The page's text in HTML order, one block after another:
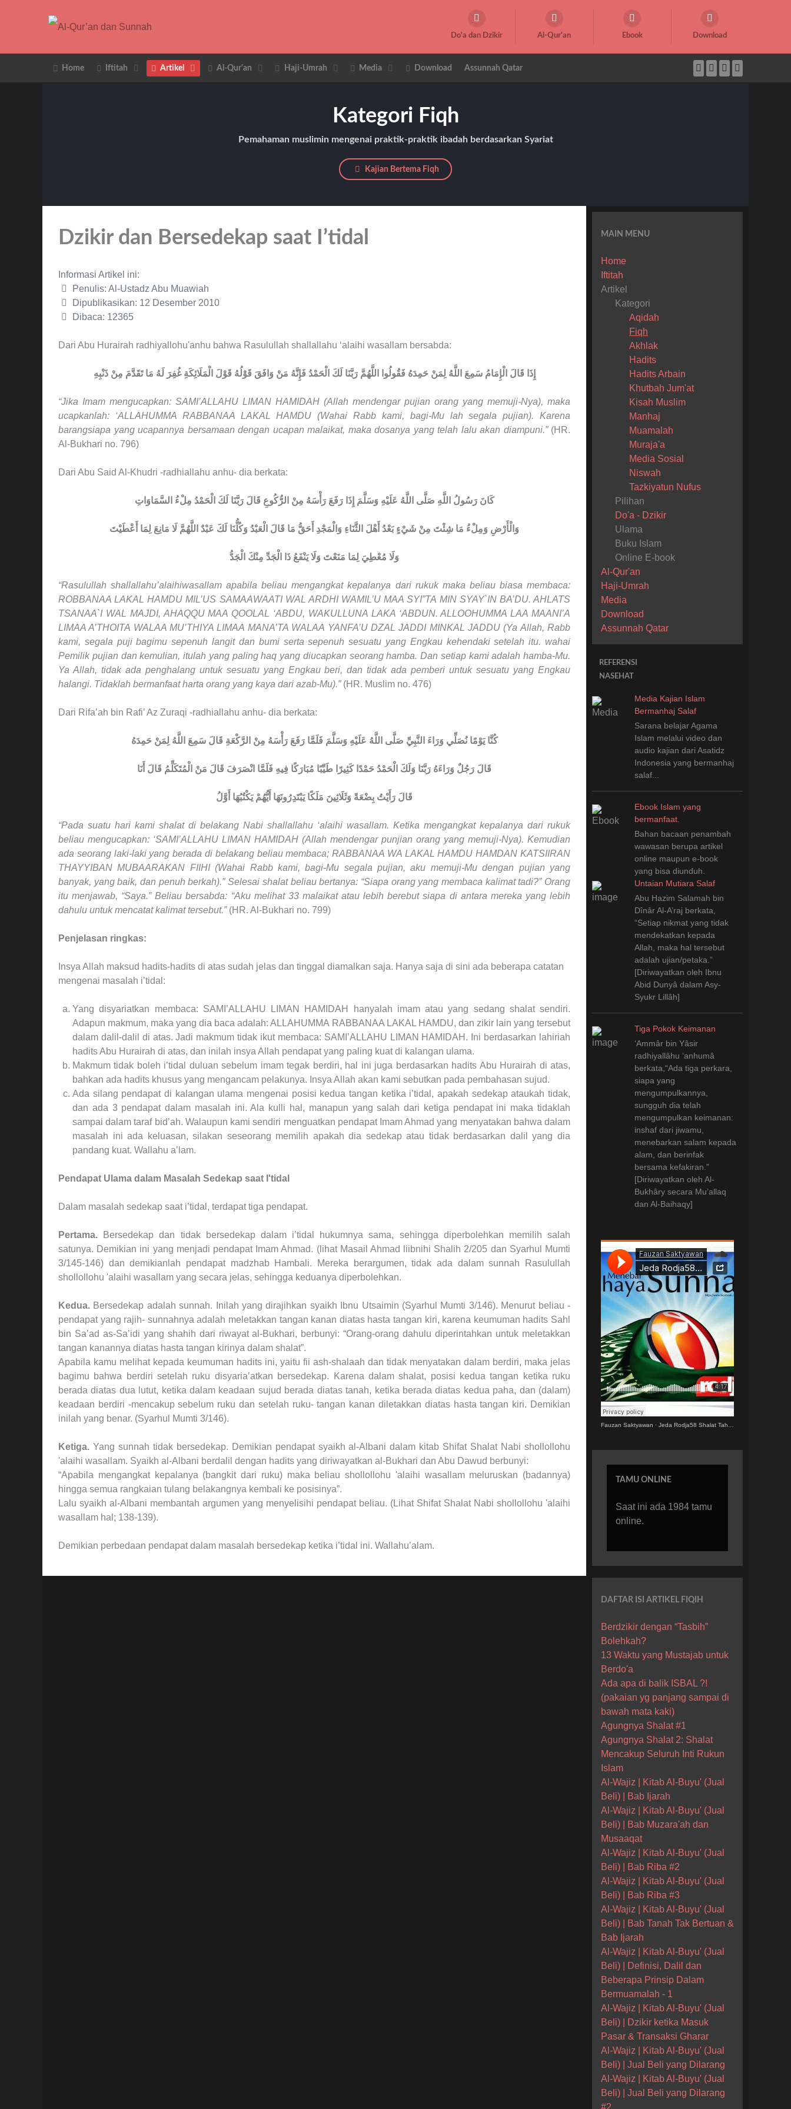
Do'a dan Dzikir Al-Qur'an Ebook Download
Home Iftitah Artikel Al-Qur'an Haji-Umrah Media Download Assunnah Qatar
Kategori Fiqh
Pemahaman muslimin mengenai praktik-praktik ibadah berdasarkan Syariat
Kajian Bertema Fiqh
Dzikir dan Bersedekap saat I’tidal
Informasi Artikel ini:
Penulis: Al-Ustadz Abu Muawiah
Dipublikasikan: 12 Desember 2010
Dibaca: 12365
Dari Abu Hurairah radhiyallohu'anhu bahwa Rasulullah shallallahu ‘alaihi wasallam bersabda:
إِذَا قَالَ الْإِمَامُ سَمِعَ اللَّهُ لِمَنْ حَمِدَهُ فَقُولُوا اللَّهُمَّ رَبَّنَا لَكَ الْحَمْدُ فَإِنَّهُ مَنْ وَافَقَ قَوْلُهُ قَوْلَ الْمَلَائِكَةِ غُفِرَ لَهُ مَا تَقَدَّمَ مِنْ ذَنْبِهِ
“Jika Imam mengucapkan: SAMI’ALLAHU LIMAN HAMIDAH (Allah mendengar pujian orang yang memuji-Nya), maka
ucapkanlah: ‘ALLAHUMMA RABBANAA LAKAL HAMDU (Wahai Rabb kami, bagi-Mu lah segala pujian). Karena
barangsiapa yang ucapannya bersamaan dengan ucapan malaikat, maka dosanya yang telah lalu akan diampuni.”(HR.
Al-Bukhari no. 796)
Dari Abu Said Al-Khudri -radhiallahu anhu- dia berkata:
كَانَ رَسُولُ اللَّهِ صَلَّى اللَّهُ عَلَيْهِ وَسَلَّمَ إِذَا رَفَعَ رَأْسَهُ مِنْ الرُّكُوعِ قَالَ رَبَّنَا لَكَ الْحَمْدُ مِلْءُ السَّمَاوَاتِ
وَالْأَرْضِ وَمِلْءُ مَا شِئْتَ مِنْ شَيْءٍ بَعْدُ أَهْلَ الثَّنَاءِ وَالْمَجْدِ أَحَقُّ مَا قَالَ الْعَبْدُ وَكُلُّنَا لَكَ عَبْدٌ اللَّهُمَّ لَا مَانِعَ لِمَا أَعْطَيْتَ
وَلَا مُعْطِيَ لِمَا مَنَعْتَ وَلَا يَنْفَعُ ذَا الْجَدِّ مِنْكَ الْجَدُّ
“Rasulullah shallallahu’alaihiwasallam apabila beliau mengangkat kepalanya dari rukuk maka beliau biasa membaca:
ROBBANAA LAKAL HAMDU MIL’US SAMAAWAATI WAL ARDHI WAMIL’U MAA SYI”TA MIN SYAY`IN BA’DU. AHLATS
TSANAA`I WAL MAJDI, AHAQQU MAA QOOLAL ‘ABDU, WAKULLUNA LAKA ‘ABDUN. ALLOOHUMMA LAA MAANI’A
LIMAA A’THOITA WALAA MU’THIYA LIMAA MANA’TA WALAA YANFA’U DZAL JADDI MINKAL JADDU (Ya Allah, Rabb
kami, segala puji bagimu sepenuh langit dan bumi serta sepenuh sesuatu yang Engkau kehendaki setelah itu. wahai
Pemilik pujian dan kemulian, itulah yang paling haq yang diucapkan seorang hamba. Dan setiap kami adalah hamba-Mu.
Ya Allah, tidak ada penghalang untuk sesuatu yang Engkau beri, dan tidak ada pemberi untuk sesuatu yang Engkau
halangi. Tidaklah bermanfaat harta orang yang kaya dari azab-Mu).” (HR. Muslim no. 476)
Dari Rifa’ah bin Rafi’ Az Zuraqi -radhiallahu anhu- dia berkata:
كُنَّا يَوْمًا نُصَلِّي وَرَاءَ النَّبِيِّ صَلَّى اللَّهُ عَلَيْهِ وَسَلَّمَ فَلَمَّا رَفَعَ رَأْسَهُ مِنْ الرَّكْعَةِ قَالَ سَمِعَ اللَّهُ لِمَنْ حَمِدَهُ
قَالَ رَجُلٌ وَرَاءَهُ رَبَّنَا وَلَكَ الْحَمْدُ حَمْدًا كَثِيرًا طَيِّبًا مُبَارَكًا فِيهِ فَلَمَّا انْصَرَفَ قَالَ مَنْ الْمُتَكَلِّمُ قَالَ أَنَا
قَالَ رَأَيْتُ بِضْعَةً وَثَلَاثِينَ مَلَكًا يَبْتَدِرُونَهَا أَيُّهُمْ يَكْتُبُهَا أَوَّلُ
“Pada suatu hari kami shalat di belakang Nabi shallallahu ‘alaihi wasallam. Ketika mengangkat kepalanya dari rukuk
beliau mengucapkan: ‘SAMI’ALLAHU LIMAN HAMIDAH (Allah mendengar punjian orang yang memuji-Nya). Kemudian
ada seorang laki-laki yang berada di belakang beliau membaca; RABBANAA WA LAKAL HAMDU HAMDAN KATSIIRAN
THAYYIBAN MUBAARAKAN FIIHI (Wahai Rabb kami, bagi-Mu segala pujian, aku memuji-Mu dengan pujian yang
banyak, yang baik, dan penuh berkah).” Selesai shalat beliau bertanya: “Siapa orang yang membaca kalimat tadi?” Orang
itu menjawab, “Saya.” Beliau bersabda: “Aku melihat 33 malaikat atau lebih berebut siapa di antara mereka yang lebih
dahulu untuk mencatat kalimat tersebut.” (HR. Al-Bukhari no. 799)
Penjelasan ringkas:
Insya Allah maksud hadits-hadits di atas sudah jelas dan tinggal diamalkan saja. Hanya saja di sini ada beberapa catatan
mengenai masalah i’tidal:
Yang disyariatkan membaca: SAMI’ALLAHU LIMAN HAMIDAH hanyalah imam atau yang sedang shalat sendiri.
Adapun makmum, maka yang dia baca adalah: ALLAHUMMA RABBANAA LAKAL HAMDU, dan zikir lain yang tersebut
dalam dalil-dalil di atas. Jadi makmum tidak ikut membaca: SAMI’ALLAHU LIMAN HAMIDAH. Ini berdasarkan lahiriah
hadits Abu Hurairah di atas, dan inilah insya Allah pendapat yang paling kuat di kalangan ulama.
Makmum tidak boleh i’tidal duluan sebelum imam tegak berdiri, hal ini juga berdasarkan hadits Abu Hurairah di atas,
bahkan ada hadits khusus yang mengancam pelakunya. Insya Allah akan kami sebutkan pada pembahasan sujud.
Ada silang pendapat di kalangan ulama mengenai posisi kedua tangan ketika i’tidal, apakah sedekap ataukah tidak,
dan ada 3 pendapat dalam masalah ini. Ala kulli hal, manapun yang salah dari ketiga pendapat ini maka tidaklah
sampai dalam taraf bid’ah. Walaupun kami sendiri menguatkan pendapat Imam Ahmad yang menyatakan bahwa dalam
masalah ini ada keluasan, silakan seseorang memilih apakah dia sedekap atau tidak berdasarkan dalil yang dia
pandang kuat. Wallahu a’lam.
Pendapat Ulama dalam Masalah Sedekap saat I'tidal
Dalam masalah sedekap saat i’tidal, terdapat tiga pendapat.
Pertama. Bersedekap dan tidak bersedekap dalam i’tidal hukumnya sama, sehingga diperbolehkan memilih salah
satunya. Demikian ini yang menjadi pendapat Imam Ahmad. (lihat Masail Ahmad liibnihi Shalih 2/205 dan Syarhul Mumti
3/145-146) dan demikianlah pendapat madzhab Hambali. Mereka berargumen, tidak ada dalam sunnah Rasulullah
shollollohu 'alaihi wasallam yang secara jelas, sehingga keduanya diperbolehkan.
Kedua. Bersedekap adalah sunnah. Inilah yang dirajihkan syaikh Ibnu Utsaimin (Syarhul Mumti 3/146). Menurut beliau -
pendapat yang rajih- sunnahnya adalah meletakkan tangan kanan diatas hasta tangan kiri, karena keumuman hadits Sahl
bin Sa’ad as-Sa’idi yang shahih dari riwayat al-Bukhari, berbunyi: “Orang-orang dahulu diperintahkan untuk meletakkan
tangan kanannya diatas hasta tangan kirinya dalam shalat”.
Apabila kamu melihat kepada keumuman hadits ini, yaitu fii ash-shalaah dan tidak menyatakan dalam berdiri, maka jelas
bagimu bahwa berdiri setelah ruku disyaria’atkan bersedekap. Karena dalam shalat, posisi kedua tangan ketika ruku
berada diatas dua lutut, ketika dalam keadaan sujud berada diatas tanah, ketika berada diatas kedua paha, dan (dalam)
keadaan berdiri -mencakup sebelum ruku dan setelah ruku- tangan kanan diletakkan diatas hasta tangan kiri. Demikian
inilah yang benar. (Syarhul Mumti 3/146).
Ketiga. Yang sunnah tidak bersedekap. Demikian pendapat syaikh al-Albani dalam kitab Shifat Shalat Nabi shollollohu
'alaihi wasallam. Syaikh al-Albani berdalil dengan hadits yang diriwayatkan al-Bukhari dan Abu Dawud berbunyi:
“Apabila mengangkat kepalanya (bangkit dari ruku) maka beliau shollollohu 'alaihi wasallam meluruskan (badannya)
hingga semua rangkaian tulang belakangnya kembali ke posisinya”.
Lalu syaikh al-Albani membantah argumen yang menyelisihi pendapat beliau. (Lihat Shifat Shalat Nabi shollollohu 'alaihi
wasallam hal; 138-139).
Demikian perbedaan pendapat dalam masalah bersedekap ketika i’tidal ini. Wallahu’alam.
MAIN MENU
Home
Iftitah
Artikel
Kategori
Aqidah
Fiqh
Akhlak
Hadits
Hadits Arbain
Khutbah Jum'at
Kisah Muslim
Manhaj
Muamalah
Muraja'a
Media Sosial
Niswah
Tazkiyatun Nufus
Pilihan
Do'a - Dzikir
Ulama
Buku Islam
Online E-book
Al-Qur'an
Haji-Umrah
Media
Download
Assunnah Qatar
REFERENSI
NASEHAT
Media Kajian Islam
Bermanhaj Salaf
Sarana belajar Agama
Islam melalui video dan
audio kajian dari Asatidz
Indonesiayang bermanhaj
salaf...
Ebook Islam yang
bermanfaat.
Bahan bacaan penambah
wawasan berupa artikel
online maupun e-book
yang bisa diunduh.
Untaian Mutiara Salaf
Abu Hazim Salamah bin
Dînâr Al-A’raj berkata,
“Setiap nikmat yang tidak
mendekatkan kepada
Allah, maka hal tersebut
adalah ujian/petaka.”
[Diriwayatkan oleh Ibnu
Abid Dunyâ dalam Asy-
Syukr Lillâh]
Tiga Pokok Keimanan
‘Ammâr bin Yâsir
radhiyallâhu ‘anhumâ
berkata,“Ada tiga perkara,
siapa yang
mengumpulkannya,
sungguh dia telah
mengumpulkan keimanan:
inshaf dari jiwamu,
menebarkan salam kepada
alam, dan berinfak
bersama kefakiran.”
[Diriwayatkan oleh Al-
Bukhâry secara Mu’allaq
dan Al-Baihaqy]
Fauzan Saktyawan · Jeda Rodja58 Shalat Tahajjud.MP3
TAMU ONLINE
Saat ini ada 1984 tamu
online.
DAFTAR ISI ARTIKEL FIQIH
Berdzikir dengan “Tasbih”
Bolehkah?
13 Waktu yang Mustajab untuk
Berdo'a
Ada apa di balik ISBAL ?!
(pakaian yg panjang sampai di
bawah mata kaki)
Agungnya Shalat #1
Agungnya Shalat 2: Shalat
Mencakup Seluruh Inti Rukun
Islam
Al-Wajiz | Kitab Al-Buyu' (Jual
Beli) | Bab Ijarah
Al-Wajiz | Kitab Al-Buyu' (Jual
Beli) | Bab Muzara'ah dan
Musaaqat
Al-Wajiz | Kitab Al-Buyu' (Jual
Beli) | Bab Riba #2
Al-Wajiz | Kitab Al-Buyu' (Jual
Beli) | Bab Riba #3
Al-Wajiz | Kitab Al-Buyu' (Jual
Beli) | Bab Tanah Tak Bertuan &
Bab Ijarah
Al-Wajiz | Kitab Al-Buyu' (Jual
Beli) | Definisi, Dalil dan
Beberapa Prinsip Dalam
Bermuamalah - 1
Al-Wajiz | Kitab Al-Buyu' (Jual
Beli) | Dzikir ketika Masuk
Pasar & Transaksi Gharar
Al-Wajiz | Kitab Al-Buyu' (Jual
Beli) | Jual Beli yang Dilarang
Al-Wajiz | Kitab Al-Buyu' (Jual
Beli) | Jual Beli yang Dilarang
#2